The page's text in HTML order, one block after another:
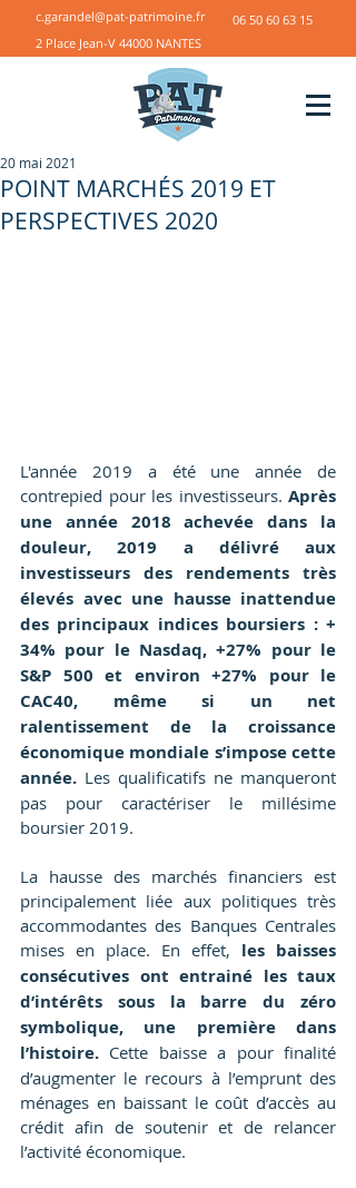
c.garandel@pat-patrimoine.fr
06 50 60 63 15
2 Place Jean-V 44000 NANTES
POINT MARCHÉS 2019 ET
PERSPECTIVES 2020
20 mai 2021
L'année 2019 a été une année de
contrepied pour les investisseurs. Après
une année 2018 achevée dans la
douleur, 2019 a délivré aux
investisseurs des rendements très
élevés avec une hausse inattendue
des principaux indices boursiers : +
34% pour le Nasdaq, +27% pour le
S&P 500 et environ +27% pour le
CAC40, même si un net
ralentissement de la croissance
économique mondiale s’impose cette
année. Les qualificatifs ne manqueront
pas pour caractériser le millésime
boursier 2019.
La hausse des marchés financiers est
principalement liée aux politiques très
accommodantes des Banques Centrales
mises en place. En effet, les baisses
consécutives ont entrainé les taux
d’intérêts sous la barre du zéro
symbolique, une première dans
l’histoire. Cette baisse a pour finalité
d’augmenter le recours à l’emprunt des
ménages en baissant le coût d’accès au
crédit afin de soutenir et de relancer
l’activité économique.